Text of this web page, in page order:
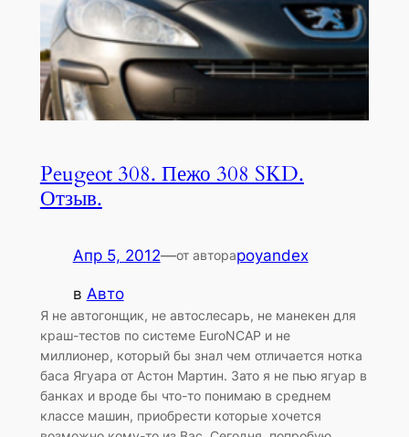
Peugeot 308. Пежо 308 SKD.
Отзыв.
Апр 5, 2012—от автораpoyandex
в Авто
Я не автогонщик, не автослесарь, не манекен для
краш-тестов по системе EuroNCAP и не
миллионер, который бы знал чем отличается нотка
баса Ягуара от Астон Мартин. Зато я не пью ягуар в
банках и вроде бы что-то понимаю в среднем
классе машин, приобрести которые хочется